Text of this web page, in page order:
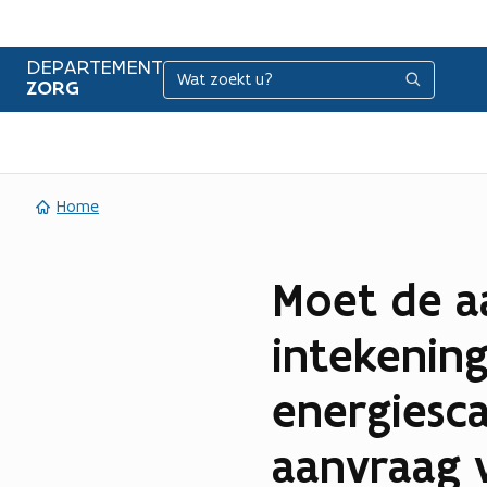
DEPARTEMENT
ZORG
Zoeken Zoeken
Home
Moet de
aanvraag